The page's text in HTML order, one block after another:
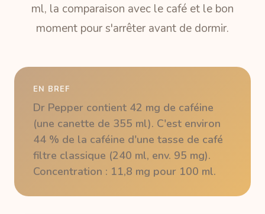
ml, la comparaison avec le café et le bon
moment pour s'arrêter avant de dormir.
EN BREF
Dr Pepper contient 42 mg de caféine
(une canette de 355 ml). C'est environ
44 % de la caféine d'une tasse de café
filtre classique (240 ml, env. 95 mg).
Concentration : 11,8 mg pour 100 ml.